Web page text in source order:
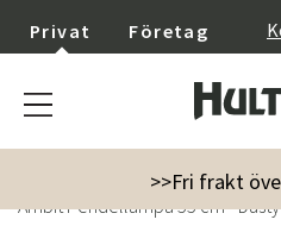
Privat Företag
>>Fri frakt
Inredning Lampor
Ambit Pendellampa 55 cm -